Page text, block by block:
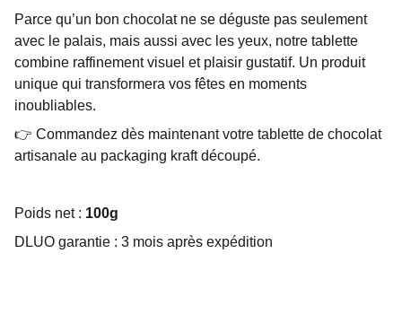
Parce qu’un bon chocolat ne se déguste pas seulement
avec le palais, mais aussi avec les yeux, notre tablette
combine raffinement visuel et plaisir gustatif. Un produit
unique qui transformera vos fêtes en moments
inoubliables.
👉 Commandez dès maintenant votre tablette de chocolat
artisanale au packaging kraft découpé.
Poids net : 100g
DLUO garantie : 3 mois après expédition